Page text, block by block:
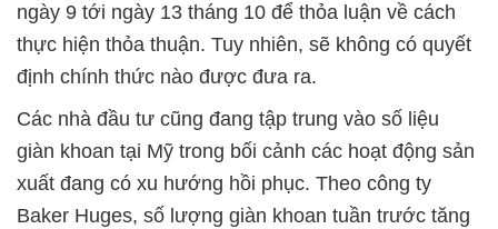
ngày 9 tới ngày 13 tháng 10 để thỏa luận về cách
thực hiện thỏa thuận. Tuy nhiên, sẽ không có quyết
định chính thức nào được đưa ra.
Các nhà đầu tư cũng đang tập trung vào số liệu
giàn khoan tại Mỹ trong bối cảnh các hoạt động sản
xuất đang có xu hướng hồi phục. Theo công ty
Baker Huges, số lượng giàn khoan tuần trước tăng